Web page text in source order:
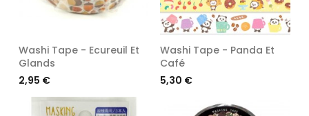
Washi Tape - Ecureuil Et
Glands
Prix
2,95 €
Washi Tape - Panda Et
Café
Prix
5,30 €